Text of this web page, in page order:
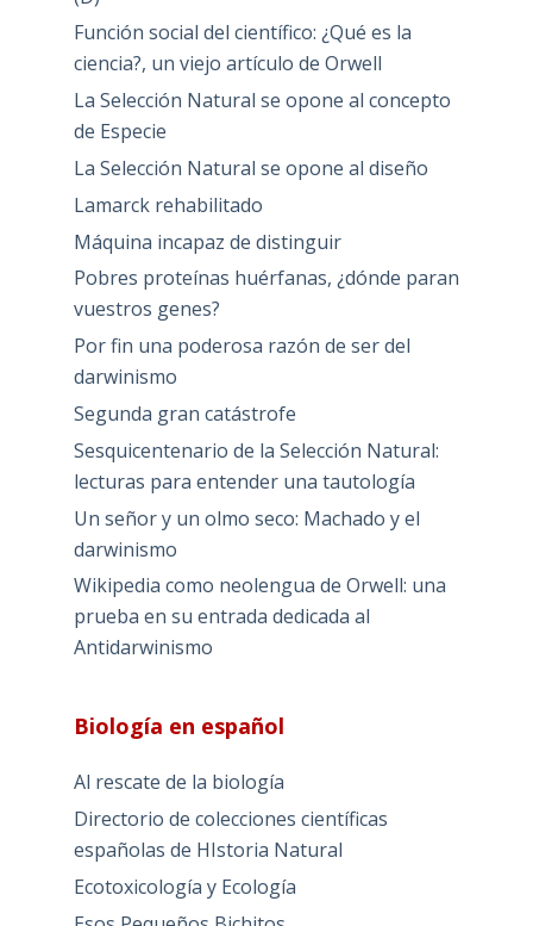
Función social del científico: ¿Qué es la
ciencia?, un viejo artículo de Orwell
La Selección Natural se opone al concepto
de Especie
La Selección Natural se opone al diseño
Lamarck rehabilitado
Máquina incapaz de distinguir
Pobres proteínas huérfanas, ¿dónde paran
vuestros genes?
Por fin una poderosa razón de ser del
darwinismo
Segunda gran catástrofe
Sesquicentenario de la Selección Natural:
lecturas para entender una tautología
Un señor y un olmo seco: Machado y el
darwinismo
Wikipedia como neolengua de Orwell: una
prueba en su entrada dedicada al
Antidarwinismo
Biología en español
Al rescate de la biología
Directorio de colecciones científicas
españolas de HIstoria Natural
Ecotoxicología y Ecología